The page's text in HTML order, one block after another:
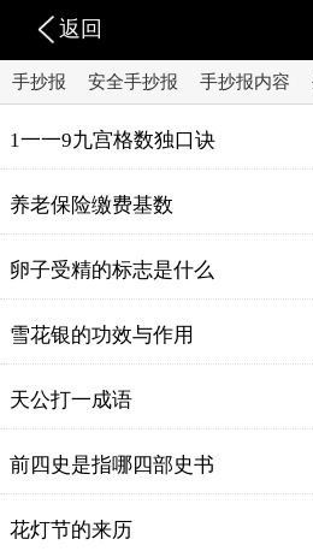
返回
手抄报 安全手抄报 手抄报内容
1一一9九宫格数独口诀
养老保险缴费基数
卵子受精的标志是什么
雪花银的功效与作用
天公打一成语
前四史是指哪四部史书
花灯节的来历